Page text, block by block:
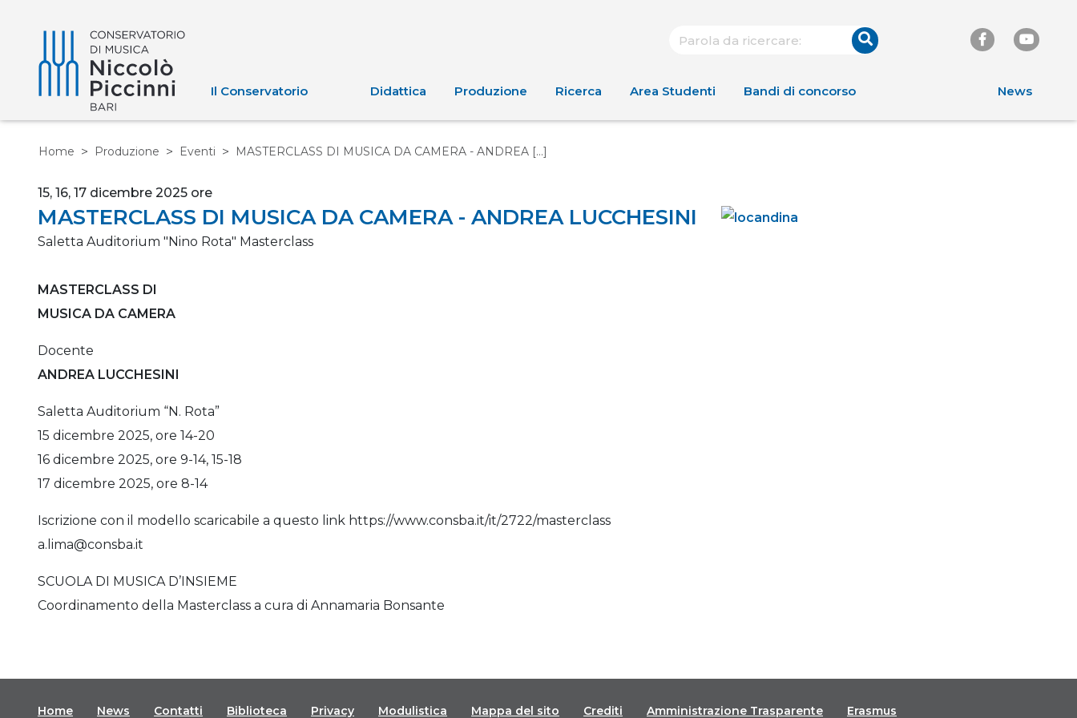
Il Conservatorio Didattica Produzione Ricerca Area Studenti Bandi di concorso News
Home Produzione Eventi MASTERCLASS DI MUSICA DA CAMERA - ANDREA [...]
15, 16, 17 dicembre 2025 ore
MASTERCLASS DI MUSICA DA CAMERA - ANDREA LUCCHESINI
Saletta Auditorium "Nino Rota" Masterclass
MASTERCLASS DI
MUSICA DA CAMERA
Docente
ANDREA LUCCHESINI
Saletta Auditorium “N. Rota”
15 dicembre 2025, ore 14-20
16 dicembre 2025, ore 9-14, 15-18
17 dicembre 2025, ore 8-14
Iscrizione con il modello scaricabile a questo link https://www.consba.it/it/2722/masterclass
a.lima@consba.it
SCUOLA DI MUSICA D’INSIEME
Coordinamento della Masterclass a cura di Annamaria Bonsante
Home News Contatti Biblioteca Privacy Modulistica Mappa del sito Crediti Amministrazione Trasparente Erasmus